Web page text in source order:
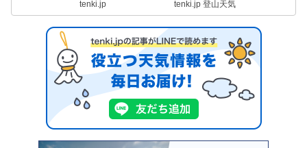
tenki.jp tenki.jp 登山天気